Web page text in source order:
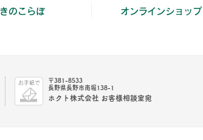
きのこらぼ オンラインショップ
〒381-8533
長野県長野市南堀138-1
ホクト株式会社 お客様相談室宛